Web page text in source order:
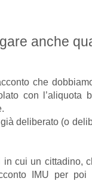
anche
che
con
deliberato (o
cui un cittadino,
IMU per